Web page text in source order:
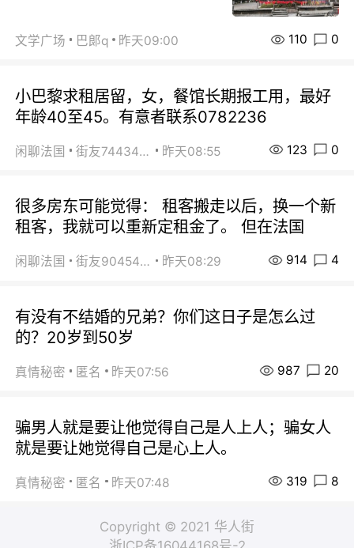
文学广场 巴郞q 昨天09:00 110 0
小巴黎求租居留，女，餐馆长期报工用，最好
年龄40至45。有意者联系0782236
闲聊法国 街友74434350 昨天08:55 123 0
很多房东可能觉得： 租客搬走以后，换一个新
租客，我就可以重新定租金了。 但在法国
闲聊法国 街友90454511 昨天08:29 914 4
有没有不结婚的兄弟？你们这日子是怎么过
的？20岁到50岁
真情秘密 匿名 昨天07:56 987 20
骗男人就是要让他觉得自己是人上人；骗女人
就是要让她觉得自己是心上人。
真情秘密 匿名 昨天07:48 319 8
Copyright © 2021 华人街